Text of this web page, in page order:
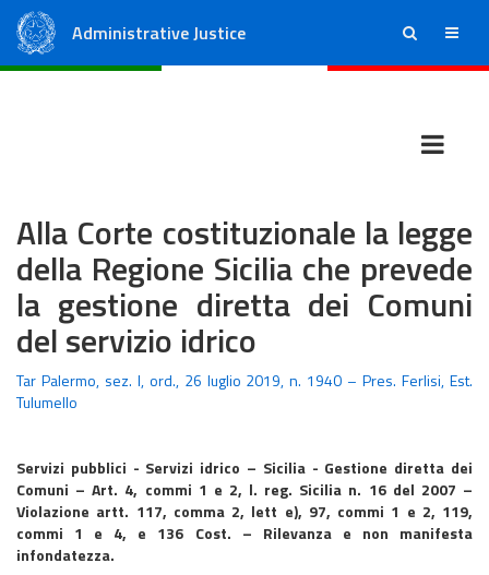
Administrative Justice ricerca menu
Alla Corte costituzionale la legge
della Regione Sicilia che prevede
la gestione diretta dei Comuni
del servizio idrico
Tar Palermo, sez. I, ord., 26 luglio 2019, n. 1940 – Pres. Ferlisi, Est.
Tulumello
Servizi pubblici - Servizi idrico – Sicilia - Gestione diretta dei
Comuni – Art. 4, commi 1 e 2, l. reg. Sicilia n. 16 del 2007 –
Violazione artt. 117, comma 2, lett e), 97, commi 1 e 2, 119,
commi 1 e 4, e 136 Cost. – Rilevanza e non manifesta
infondatezza.